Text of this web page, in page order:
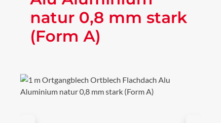
natur 0,8 mm stark
(Form A)
Bildergalerie überspringen